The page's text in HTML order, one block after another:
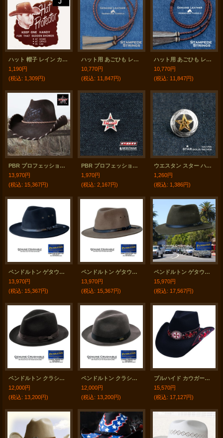
ハット 帽子 レイン カバー 雨の日のビニール ハットプロテクター カウボーイハット ウエスタンハット用 雨具 /Cowboy Hat Vinyl Hat Protector
1,190円
(税込: 1,309円)
ハット用 あごひも レザー&ホースヘアー アメリカン ウエスタン スタンピード ストリングス ブラウン2色・ナチュラル/Leather w/horse Hair Stampede Strings
10,770円
(税込: 11,847円)
ハット用 あごひも レザー&ホースヘアー アメリカン ウエスタン スタンピード ストリングス ブラウン2色・ブラウン/Leather w/horse Hair Stampede Strings
10,770円
(税込: 11,847円)
PBR プロフェッショナル ブルライダース ウール カウボーイ ハット（ブラウン）/PBR Cowboy Hat(Brown)
13,970円
(税込: 15,367円)
PBR プロフェッショナルブルライダース モンタナシルバースミス ハットピン/Montana Silversmiths PROFESSIONAL BULL RIDERS Hat Pin
1,970円
(税込: 2,167円)
ウエスタン スター ハットピン ピンバッジ（ゴールド・シルバー）/Hat Pin Star Gold Silver
1,260円
(税込: 1,386円)
ペンドルトン ゲタウェイ ハット（ブラック）大きいサイズもあり/Pendleton Getaway Hat(Black)
13,970円
(税込: 15,367円)
ペンドルトン ゲタウェイ ハット（トープ）大きいサイズもあり/Pendleton Getaway Hat(Taupe)
13,970円
(税込: 15,367円)
ペンドルトン ゲタウェイ ハット（ダークオリーブ）大きいサイズもあり/Pendleton Getaway Hat(Dark Olive)
15,970円
(税込: 17,567円)
ペンドルトン クラシック フェドラ ハット（チョコレートブラウン）/Pendleton Classic Fedora Hat Chocolate Brown
12,000円
(税込: 13,200円)
ペンドルトン クラシック フェドラ ハット（ダークグレー）L/Pendleton Classic Fedora Hat Dark Grey
12,000円
(税込: 13,200円)
ブルハイド カウガール ウール ハット オールフォーグッド（ブラック・レッド）/Bullhide Wool Cowgirl Hat(All For Good(Black/Red)
15,570円
(税込: 17,127円)